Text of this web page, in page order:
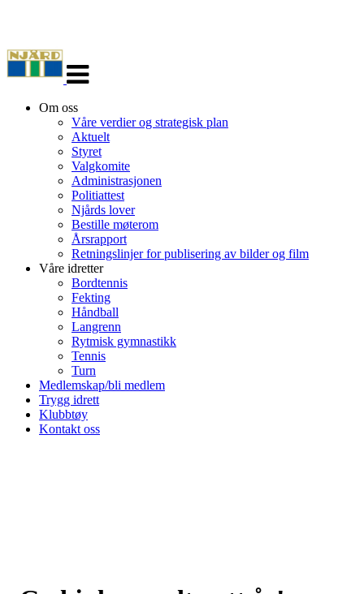
navigasjon
Om oss
Våre verdier og strategisk plan
Aktuelt
Styret
Valgkomite
Administrasjonen
Politiattest
Njårds lover
Bestille møterom
Årsrapport
Retningslinjer for publisering av bilder og film
Våre idretter
Bordtennis
Fekting
Håndball
Langrenn
Rytmisk gymnastikk
Tennis
Turn
Medlemskap/bli medlem
Trygg idrett
Klubbtøy
Kontakt oss